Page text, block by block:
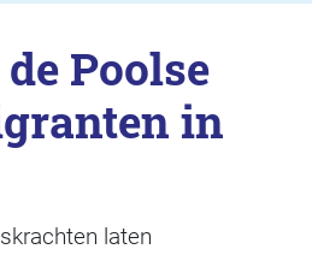
Poolse
in
laten